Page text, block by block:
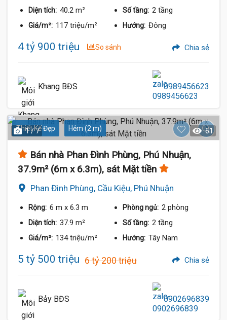
Diện tích: 40.2 m² Số tầng: 2 tầng
Giá/m²: 117 triệu/m² Hướng: Đông
4 tỷ 900 triệu So sánh Chia sẻ
Khang BĐS 0989456623
Thiết Kế Đẹp Hẻm (2 m)
1 / 7 61
Bán nhà Phan Đình Phùng, Phú Nhuận,
37.9m² (6m x 6.3m), sát Mặt tiền
Phan Đình Phùng, Cầu Kiệu, Phú Nhuận
Rộng: 6 m x 6.3 m Phòng ngủ: 2 phòng
Diện tích: 37.9 m² Số tầng: 2 tầng
Giá/m²: 134 triệu/m² Hướng: Tây Nam
5 tỷ 500 triệu 6 tỷ 200 triệu Chia sẻ
Bảy BĐS 0902696839